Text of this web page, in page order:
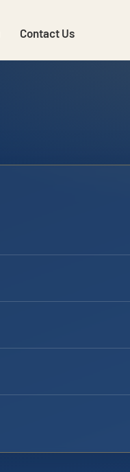
Contact Us